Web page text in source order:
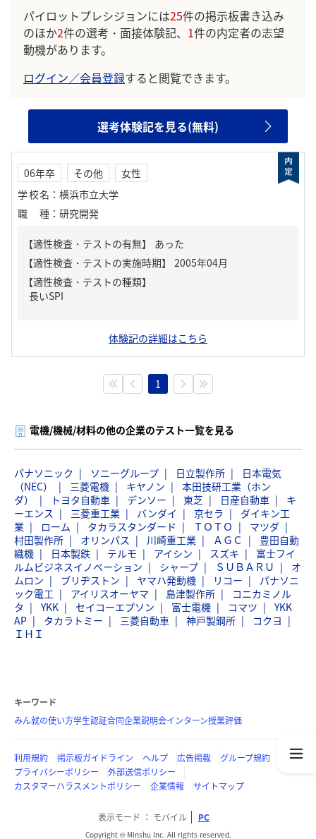
パイロットプレシジョンには25件の掲示板書き込み
のほか2件の選考・面接体験記、 1件の内定者の志望
動機があります。
ログイン／会員登録すると閲覧できます。
選考体験記を見る(無料)
06年卒 その他
女性
学校名 ： 横浜市立大学
職種 ： 研究開発
【適性検査・テストの有無】 あった
【適性検査・テストの種類】
長いSPI
体験記の詳細はこちら
1
電機/機械/材料の他の企業のテスト一覧を見る
パナソニック ソニーグループ 日立製作所
日本電気
（NEC）
三菱電機 キヤノン
本田技研工業（ホン
ダ）
トヨタ自動車 デンソー 東芝 日産自動車
キ
ーエンス
三菱重工業 バンダイ 京セラ
ダイキン工
業
ローム タカラスタンダード ＴＯＴＯ
マツダ
村田製作所
オリンパス 川崎重工業 ＡＧＣ
豊田自動
織機
日本製鉄 テルモ アイシン スズキ
富士フイ
ルムビジネスイノベーション
シャープ ＳＵＢＡＲＵ
オ
ムロン
ブリヂストン ヤマハ発動機 リコー
パナソニ
ック電工
アイリスオーヤマ 島津製作所
コニカミノル
タ
YKK セイコーエプソン 富士電機 コマツ
YKK
AP
タカラトミー 三菱自動車 神戸製鋼所
コクヨ
ＩＨＩ
キーワード
みん就の使い方学生認証合同企業説明会インターン授業評価
利用規約 掲示板ガイドライン ヘルプ 広告掲載
グループ規約
プライバシーポリシー
外部送信ポリシー
カスタマーハラスメントポリシー
企業情報 サイトマップ
表示モード モバイル PC
Copyright © Minshu Inc. All rights reserved.